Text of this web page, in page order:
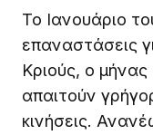
Το Ιανουάριο
επαναστάσεις
Κριούς, ο μήνας
απαιτούν
κινήσεις.